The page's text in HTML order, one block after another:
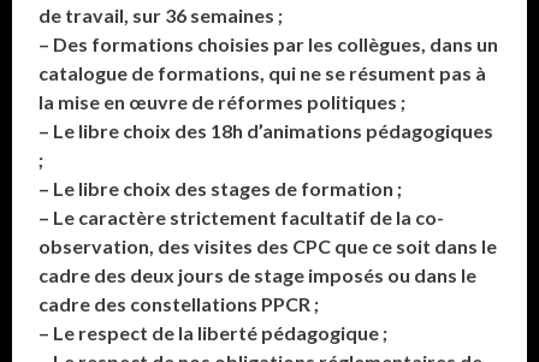
de travail, sur 36 semaines ;
– Des formations choisies par les collègues, dans un
catalogue de formations, qui ne se résument pas à
la mise en œuvre de réformes politiques ;
– Le libre choix des 18h d’animations pédagogiques
;
– Le libre choix des stages de formation ;
– Le caractère strictement facultatif de la co-
observation, des visites des CPC que ce soit dans le
cadre des deux jours de stage imposés ou dans le
cadre des constellations PPCR ;
– Le respect de la liberté pédagogique ;